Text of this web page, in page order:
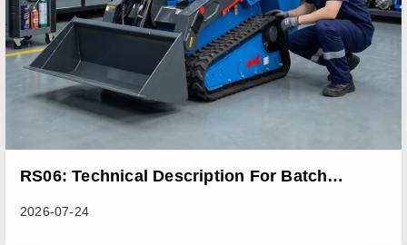
RS06: Technical Description For Batch
2026-07-24